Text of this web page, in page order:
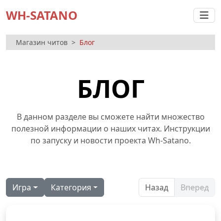
WH-SATANO
Магазин читов Блог
БЛОГ
В данном разделе вы сможете найти множество
полезной информации о наших читах. Инструкции
по запуску и новости проекта Wh-Satano.
Игра Категория Назад Вперед